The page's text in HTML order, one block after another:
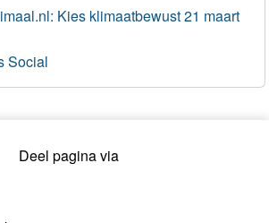
Kies klimaatbewust 21 maart
Social
Deel pagina via